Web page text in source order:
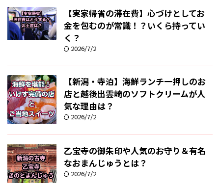
【実家帰省の滞在費】心づけとしてお
金を包むのが常識！？いくら持ってい
く？
2026/7/2
【新潟・寺泊】海鮮ランチ一押しのお
店と越後出雲崎のソフトクリームが人
気な理由は？
2026/7/2
乙宝寺の御朱印や人気のお守り＆有名
なおまんじゅうとは？
2026/7/2